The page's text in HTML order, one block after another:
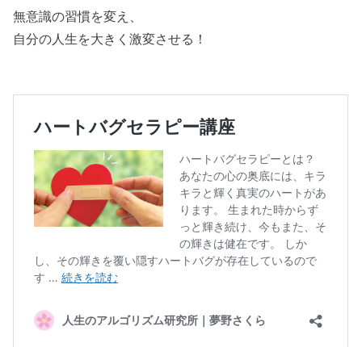
無意識の習慣を変え、
自分の人生を大きく激変させる！